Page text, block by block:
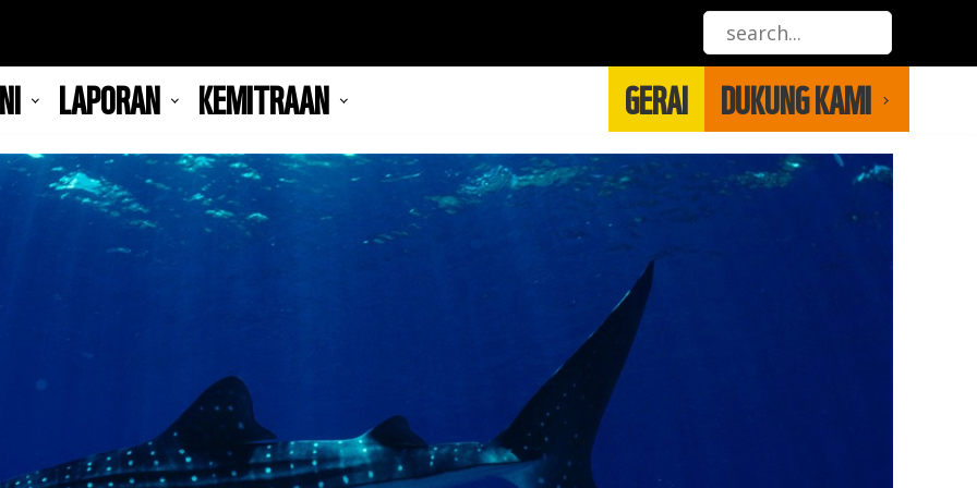
LAPORAN KEMITRAAN GERAI DUKUNG KAMI